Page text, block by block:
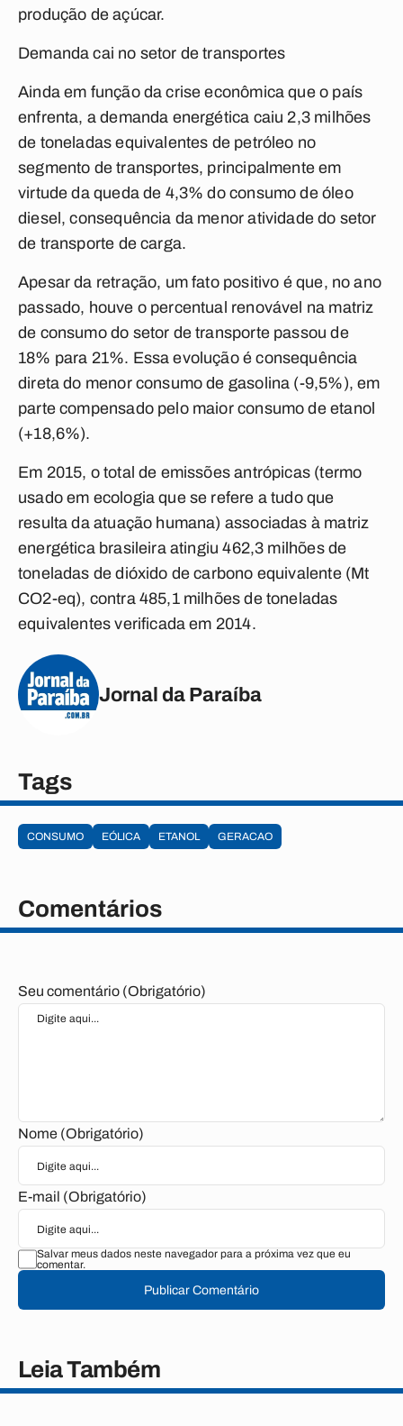
produção de açúcar.
Demanda cai no setor de transportes
Ainda em função da crise econômica que o país
enfrenta, a demanda energética caiu 2,3 milhões
de toneladas equivalentes de petróleo no
segmento de transportes, principalmente em
virtude da queda de 4,3% do consumo de óleo
diesel, consequência da menor atividade do setor
de transporte de carga.
Apesar da retração, um fato positivo é que, no ano
passado, houve o percentual renovável na matriz
de consumo do setor de transporte passou de
18% para 21%. Essa evolução é consequência
direta do menor consumo de gasolina (-9,5%), em
parte compensado pelo maior consumo de etanol
(+18,6%).
Em 2015, o total de emissões antrópicas (termo
usado em ecologia que se refere a tudo que
resulta da atuação humana) associadas à matriz
energética brasileira atingiu 462,3 milhões de
toneladas de dióxido de carbono equivalente (Mt
CO2-eq), contra 485,1 milhões de toneladas
equivalentes verificada em 2014.
Jornal da Paraíba
Tags
CONSUMO EÓLICA ETANOL GERACAO
Comentários
Seu comentário (Obrigatório)
Nome (Obrigatório)
E-mail (Obrigatório)
Salvar meus dados neste navegador para a próxima vez que eu
comentar.
Publicar Comentário
Leia Também